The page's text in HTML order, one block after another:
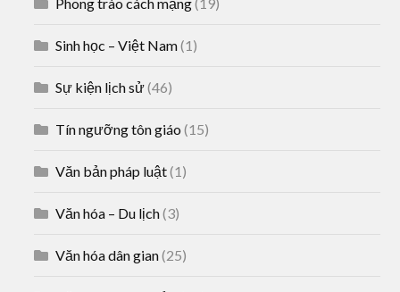
Sinh học – Việt Nam(1)
Sự kiện lịch sử(46)
Tín ngưỡng tôn giáo (15)
Văn bản pháp luật(1)
Văn hóa – Du lịch(3)
Văn hóa dân gian(25)